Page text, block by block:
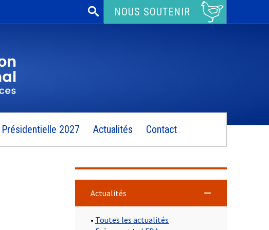
Rechercher :NOUS SOUTENIR
Présidentielle 2027 Actualités Contact
Actualités
• Toutes les actualités